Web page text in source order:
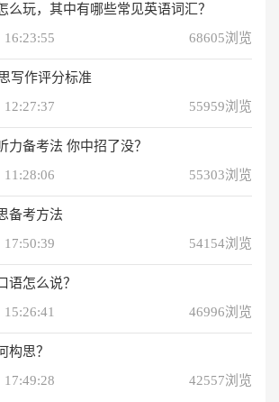
么玩，其中有哪些常见英语词汇？
16:23:55
68605浏览
写作评分标准
12:27:37
55959浏览
力备考法 你中招了没？
11:28:06
55303浏览
备考方法
17:50:39
54154浏览
语怎么说？
46996浏览
构思？
17:49:28
42557浏览